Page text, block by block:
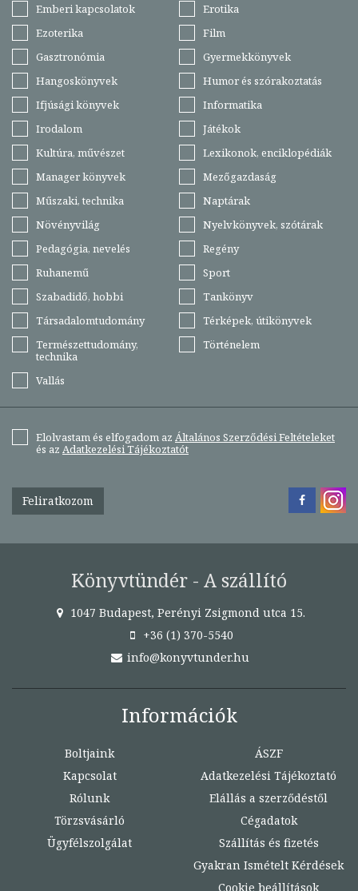
Emberi kapcsolatok
Erotika
Ezoterika
Film
Gasztronómia
Gyermekkönyvek
Hangoskönyvek
Humor és szórakoztatás
Ifjúsági könyvek
Informatika
Irodalom
Játékok
Kultúra, művészet
Lexikonok, enciklopédiák
Manager könyvek
Mezőgazdaság
Műszaki, technika
Naptárak
Növényvilág
Nyelvkönyvek, szótárak
Pedagógia, nevelés
Regény
Ruhanemű
Sport
Szabadidő, hobbi
Tankönyv
Társadalomtudomány
Térképek, útikönyvek
Természettudomány,
technika
Történelem
Vallás
Elolvastam és elfogadom az Általános Szerződési Feltételeket
és az Adatkezelési Tájékoztatót
Feliratkozom
Könyvtündér - A szállító
1047 Budapest, Perényi Zsigmond utca 15.
+36 (1) 370-5540
info@konyvtunder.hu
Információk
Boltjaink
Kapcsolat
Rólunk
Törzsvásárló
Ügyfélszolgálat
ÁSZF
Adatkezelési Tájékoztató
Elállás a szerződéstől
Cégadatok
Szállítás és fizetés
Gyakran Ismételt Kérdések
Cookie beállítások